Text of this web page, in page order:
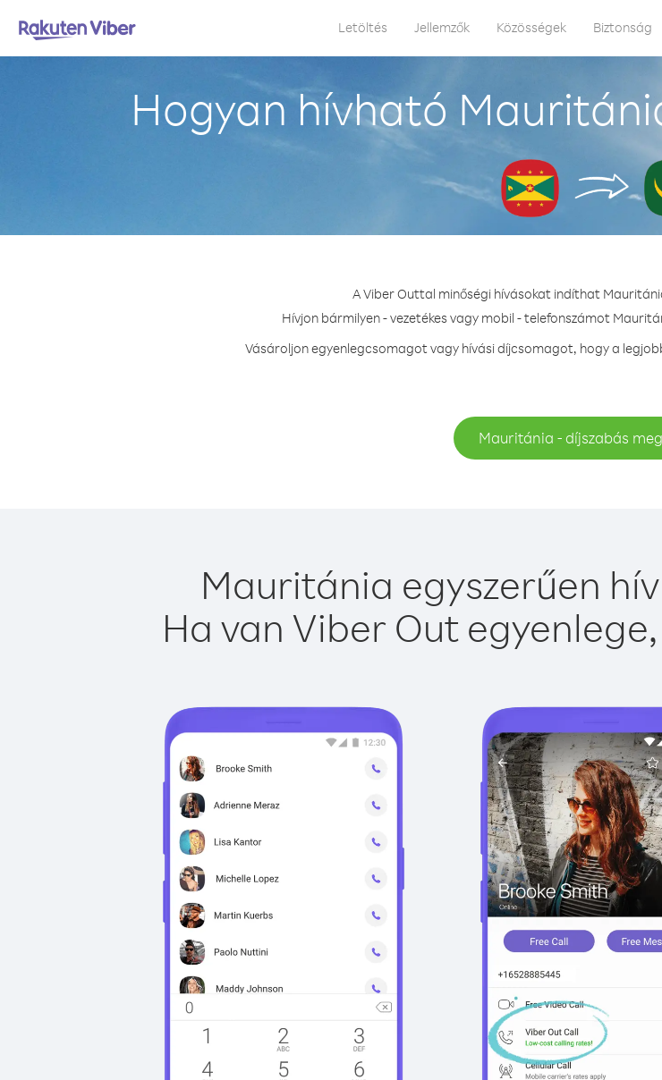
Letöltés Jellemzők Közösségek Biztonság
Hogyan hívható
A Viber Outtal minőségi hívásokat indíthat
Hívjon bármilyen - vezetékes vagy mobil - telefonszámot
Vásároljon egyenlegcsomagot vagy hívási díjcsomagot, hogy a
Mauritánia - díjszabás
Mauritánia egyszerűen
Ha van Viber Out